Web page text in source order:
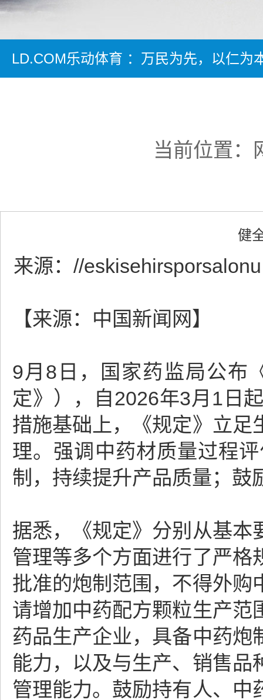
LD.COM乐动体育 ：万民为先，以仁为
当前位置：
健
来源： //
【来源：中国新闻网】
9月8日，国家药监局公布
定》），自2026年3月1日
措施基础上，《规定》立足
理。强调中药材质量过程
制，持续提升产品质量；鼓
据悉，《规定》分别从基本
管理等多个方面进行了严格
批准的炮制范围，不得外购
请增加中药配方颗粒生产范
药品生产企业，具备中药炮
能力，以及与生产、销售品
管理能力。鼓励持有人、中